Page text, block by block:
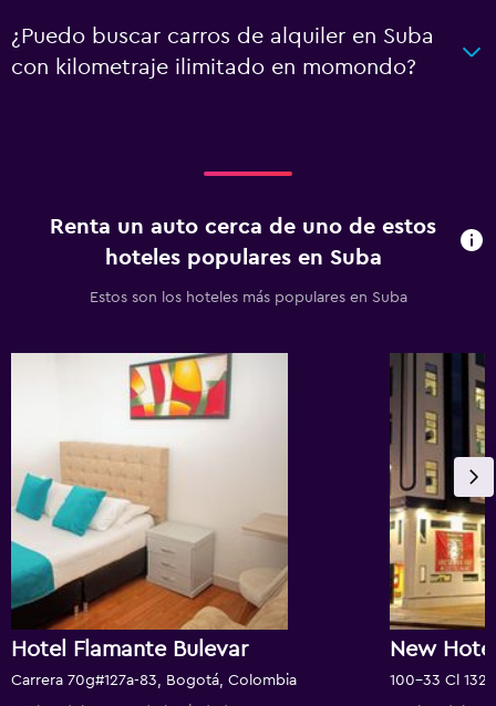
¿Puedo buscar carros de alquiler en Suba
con kilometraje ilimitado en momondo?
Renta un auto cerca de uno de estos
hoteles populares en Suba
Estos son los hoteles más populares en Suba
Hotel Flamante Bulevar
Carrera 70g#127a-83, Bogotá, Colombia
New
100-33 Cl